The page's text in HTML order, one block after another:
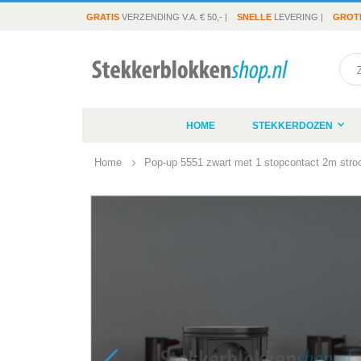
GRATIS VERZENDING V.A. € 50,- | SNELLE LEVERING |
HOME STEKKERDOZEN
Home Pop-up 5551 zwart met 1 stopcontact 2m